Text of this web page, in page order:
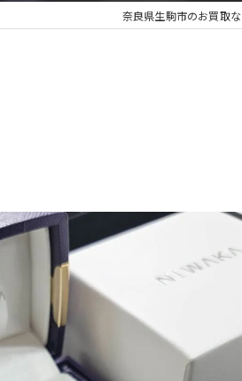
奈良県生駒市のお買取